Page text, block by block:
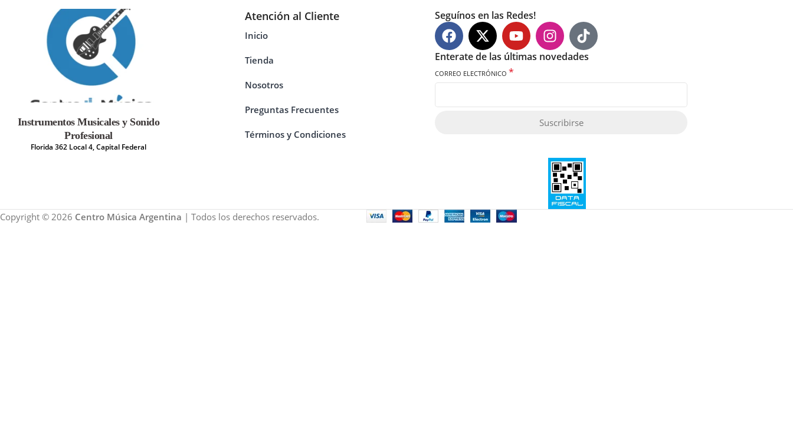
Instrumentos Musicales y Sonido
Profesional
Florida 362 Local 4, Capital Federal
Atención al Cliente
Inicio
Tienda
Nosotros
Preguntas Frecuentes
Términos y Condiciones
Seguínos en las Redes!
Enterate de las últimas novedades
CORREO ELECTRÓNICO *
Suscribirse
Copyright © 2026 Centro Música Argentina | Todos los derechos reservados.